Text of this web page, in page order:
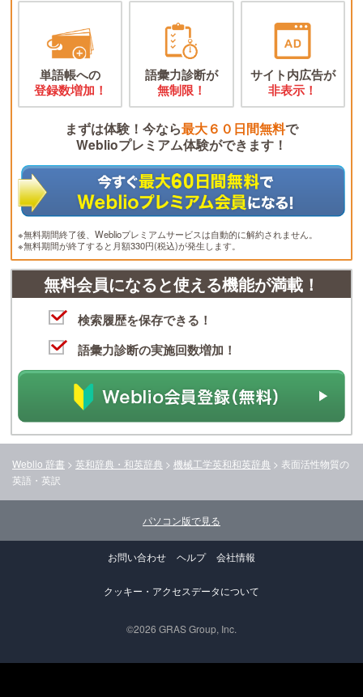
単語帳への
登録数増加！
語彙力診断が
無制限！
サイト内広告が
非表示！
まずは体験！今なら最大６０日間無料で
Weblioプレミアム体験ができます！
※無料期間終了後、Weblioプレミアムサービスは自動的に解約されません。
※無料期間が終了すると月額330円(税込)が発生します。
無料会員になると使える機能が満載！
検索履歴を保存できる！
語彙力診断の実施回数増加！
Weblio 辞書 > 英和辞典・和英辞典 > 機械工学英和和英辞典 > 表面活性物質の
英語・英訳
パソコン版で見る
お問い合わせ ヘルプ 会社情報
クッキー・アクセスデータについて
©2026 GRAS Group, Inc.